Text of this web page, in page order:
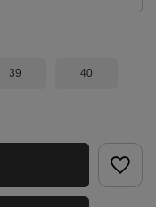
39 40